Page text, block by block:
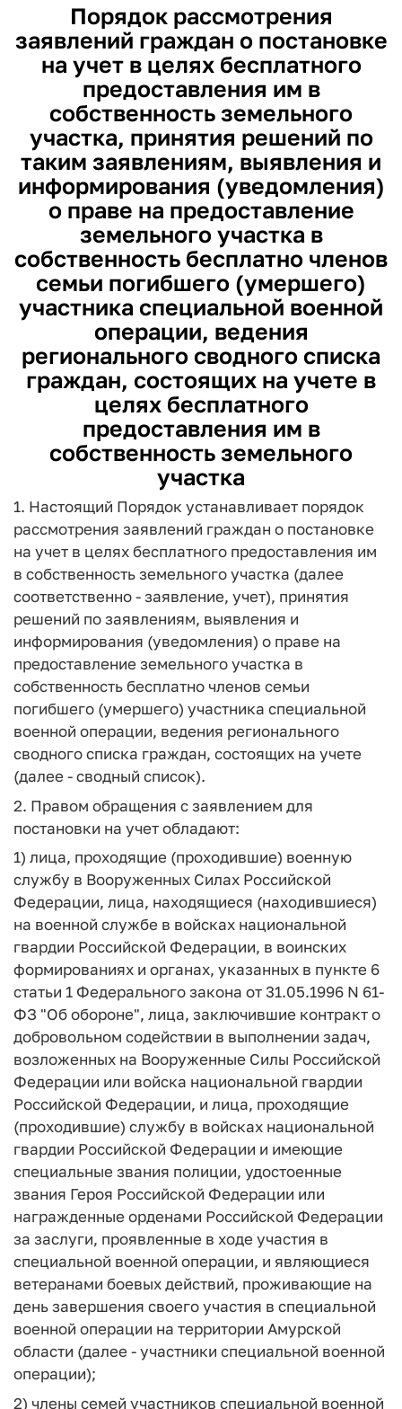
Порядок рассмотрения
заявлений граждан о постановке
на учет в целях бесплатного
предоставления им в
собственность земельного
участка, принятия решений по
таким заявлениям, выявления и
информирования (уведомления)
о праве на предоставление
земельного участка в
собственность бесплатно членов
семьи погибшего (умершего)
участника специальной военной
операции, ведения
регионального сводного списка
граждан, состоящих на учете в
целях бесплатного
предоставления им в
собственность земельного
участка
1. Настоящий Порядок устанавливает порядок
рассмотрения заявлений граждан о постановке
на учет в целях бесплатного предоставления им
в собственность земельного участка (далее
соответственно - заявление, учет), принятия
решений по заявлениям, выявления и
информирования (уведомления) о праве на
предоставление земельного участка в
собственность бесплатно членов семьи
погибшего (умершего) участника специальной
военной операции, ведения регионального
сводного списка граждан, состоящих на учете
(далее - сводный список).
2. Правом обращения с заявлением для
постановки на учет обладают:
1) лица, проходящие (проходившие) военную
службу в Вооруженных Силах Российской
Федерации, лица, находящиеся (находившиеся)
на военной службе в войсках национальной
гвардии Российской Федерации, в воинских
формированиях и органах, указанных в пункте 6
статьи 1 Федерального закона от 31.05.1996 N 61-
ФЗ "Об обороне", лица, заключившие контракт о
добровольном содействии в выполнении задач,
возложенных на Вооруженные Силы Российской
Федерации или войска национальной гвардии
Российской Федерации, и лица, проходящие
(проходившие) службу в войсках национальной
гвардии Российской Федерации и имеющие
специальные звания полиции, удостоенные
звания Героя Российской Федерации или
награжденные орденами Российской Федерации
за заслуги, проявленные в ходе участия в
специальной военной операции, и являющиеся
ветеранами боевых действий, проживающие на
день завершения своего участия в специальной
военной операции на территории Амурской
области (далее - участники специальной военной
операции);
2) члены семей участников специальной военной